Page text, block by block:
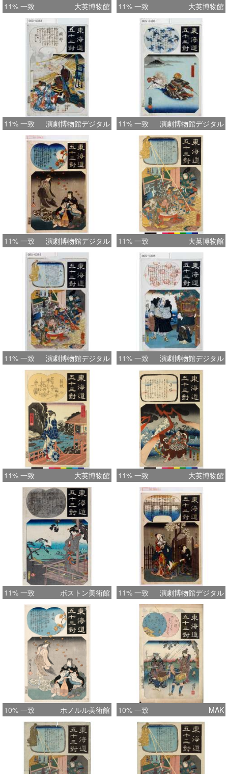
11% 一致 大英博物館 11% 一致 大英博物館
11% 一致 演劇博物館デジタル 11% 一致 演劇博物館デジタル
11% 一致 演劇博物館デジタル 11% 一致 大英博物館
11% 一致 演劇博物館デジタル 11% 一致 演劇博物館デジタル
11% 一致 大英博物館 11% 一致 大英博物館
11% 一致 ボストン美術館 11% 一致 演劇博物館デジタル
10% 一致 ホノルル美術館 10% 一致 MAK